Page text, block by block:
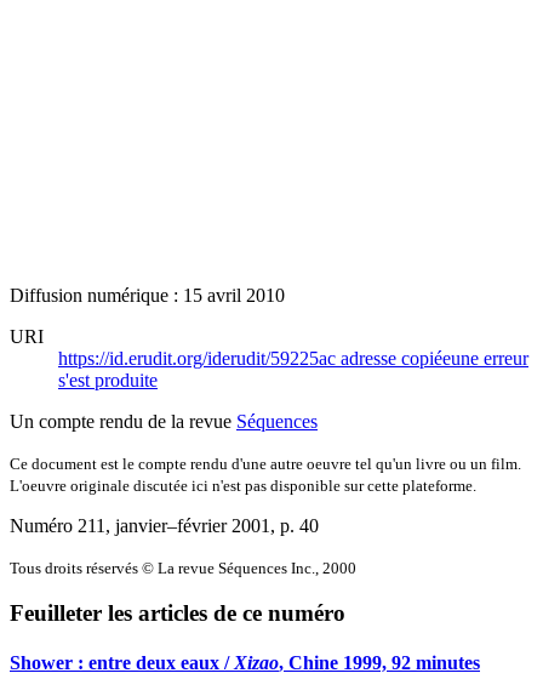
Diffusion numérique : 15 avril 2010
URI
https://id.erudit.org/iderudit/59225ac adresse copiéeune erreur
s'est produite
Un compte rendu de la revue Séquences
Ce document est le compte rendu d'une autre oeuvre tel qu'un livre ou un film.
L'oeuvre originale discutée ici n'est pas disponible sur cette plateforme.
Numéro 211, janvier–février 2001 , p. 40
Tous droits réservés © La revue Séquences Inc., 2000
Feuilleter les articles de ce numéro
Shower : entre deux eaux /Xizao, Chine 1999, 92 minutes